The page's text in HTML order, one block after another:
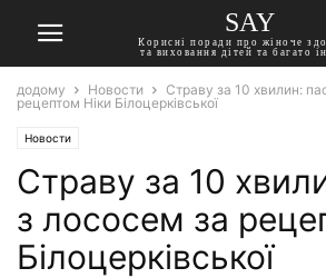
SAY
Корисні поради про жіноче
та виховання дітей та багато
додому Новости
Страву за 10 хвилин:
рецептом Ніки Білоцерківської
Новости
Страву за 10
з лососем за
Білоцерківської